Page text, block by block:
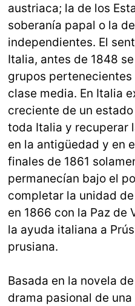
austriaca; la de los
soberanía papal o la
independientes. El
Italia, antes de 1848
grupos
clase media. En Italia
creciente de un
toda Italia y recuperar
en la antigüedad y en
finales de 1861
permanecían bajo el
completar la unidad
en 1866 con la Paz de
la ayuda italiana a
prusiana.
Basada en la novela
drama pasional de